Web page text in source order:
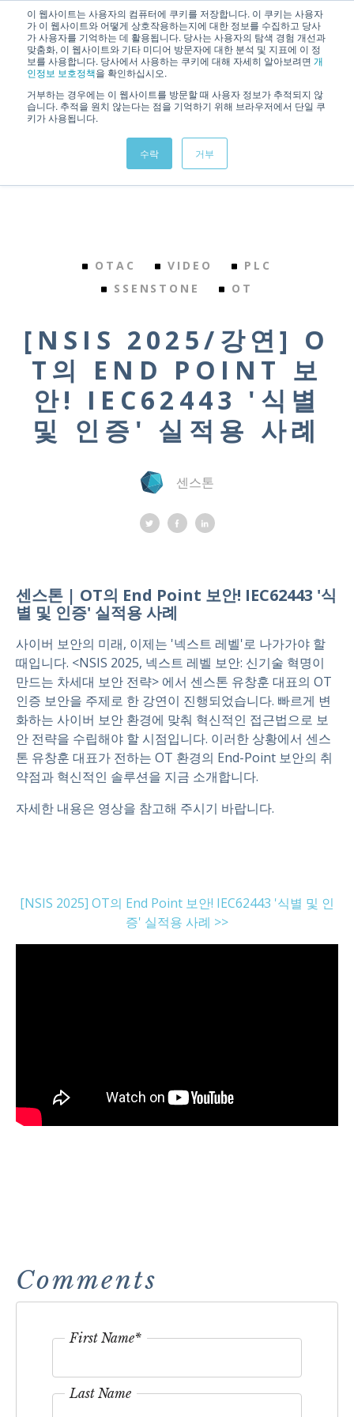
이 웹사이트는 사용자의 컴퓨터에 쿠키를 저장합니다. 이 쿠키는 사용자
가 이 웹사이트와 어떻게 상호작용하는지에 대한 정보를 수집하고 당사
가 사용자를 기억하는 데 활용됩니다. 당사는 사용자의 탐색 경험 개선과
맞춤화, 이 웹사이트와 기타 미디어 방문자에 대한 분석 및 지표에 이 정
보를 사용합니다. 당사에서 사용하는 쿠키에 대해 자세히 알아보려면 개
인정보 보호정책을 확인하십시오.
거부하는 경우에는 이 웹사이트를 방문할 때 사용자 정보가 추적되지 않
습니다. 추적을 원치 않는다는 점을 기억하기 위해 브라우저에서 단일 쿠
키가 사용됩니다.
수락 거부
Back to Home
OTAC VIDEO
PLC
SSENSTONE
OT
[NSIS 2025/강연] O
T의 END POINT 보
안! IEC62443 '식별
및 인증' 실적용 사례
센스톤
센스톤 | OT의 End Point 보안! IEC62443 '식
별 및 인증' 실적용 사례
사이버 보안의 미래, 이제는 '넥스트 레벨'로 나가가야 할
때입니다. <NSIS 2025, 넥스트 레벨 보안: 신기술 혁명이
만드는 차세대 보안 전략> 에서 센스톤 유창훈 대표의 OT
인증 보안을 주제로 한 강연이 진행되었습니다. 빠르게 변
화하는 사이버 보안 환경에 맞춰 혁신적인 접근법으로 보
안 전략을 수립해야 할 시점입니다. 이러한 상황에서 센스
톤 유창훈 대표가 전하는 OT 환경의 End-Point 보안의 취
약점과 혁신적인 솔루션을 지금 소개합니다.
자세한 내용은 영상을 참고해 주시기 바랍니다.
[NSIS 2025] OT의 End Point 보안! IEC62443 '식별 및 인
증' 실적용 사례 >>
Comments
First Name*
Last Name